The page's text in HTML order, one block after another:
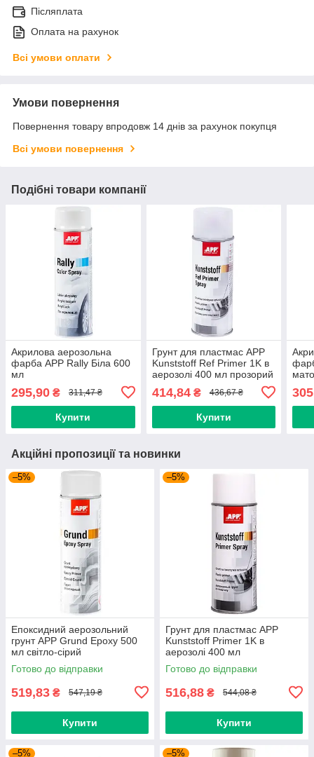
Післяплата
Оплата на рахунок
Всі умови оплати
Умови повернення
Повернення товару впродовж 14 днів за рахунок покупця
Всі умови повернення
Подібні товари компанії
Акрилова аерозольна
фарба APP Rally Біла 600
мл
295,90 ₴ 311,47 ₴
Купити
Грунт для пластмас APP
Kunststoff Ref Primer 1K в
аерозолі 400 мл прозорий
414,84₴ 436,67 ₴
Купити
Акційні пропозиції та новинки
–5%
Епоксидний аерозольний
грунт APP Grund Epoxy 500
мл світло-сірий
Готово до відправки
519,83 ₴ 547,19 ₴
Купити
–5%
Грунт для пластмас APP
Kunststoff Primer 1K в
аерозолі 400 мл
Готово до відправки
516,88 ₴ 544,08 ₴
Купити
–5% –5%